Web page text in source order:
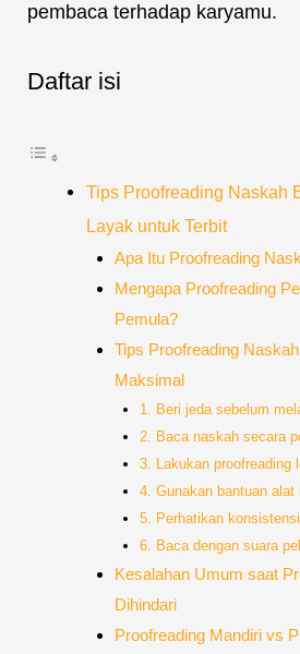
pembaca terhadap karyamu.
Daftar isi
Tips Proofreading Naskah
Layak untuk Terbit
Apa Itu Proofreading
Mengapa Proofreading
Pemula?
Tips Proofreading
Maksimal
1. Beri jeda sebelum
2. Baca naskah secara
3. Lakukan proofreading
4. Gunakan bantuan alat
5. Perhatikan
6. Baca dengan suara
Kesalahan Umum saat
Dihindari
Proofreading Mandiri vs